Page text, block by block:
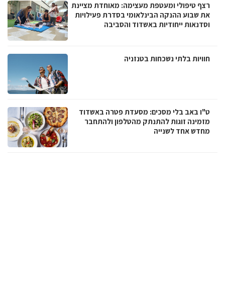
רצף טיפולי ומעטפת מעצימה: מאוחדת מציינת
את שבוע ההנקה הבינלאומי בסדרת פעילויות
וסדנאות ייחודיות באשדוד והסביבה
חוויות בלתי נשכחות בטנזניה
ט"ו באב בלי מסכים: מסעדת פטרה באשדוד
מזמינה זוגות להתנתק מהטלפון ולהתחבר
מחדש אחד לשנייה